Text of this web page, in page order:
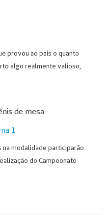
provou ao país o quanto
algo realmente valioso,
de mesa
na modalidade participarão
do Campeonato